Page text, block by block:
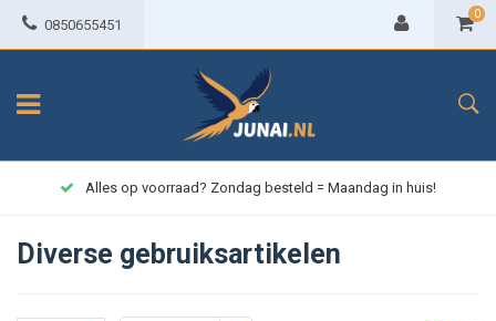
0850655451
0
Alles op voorraad? Zondag besteld = Maandag in huis!
Diverse gebruiksartikelen